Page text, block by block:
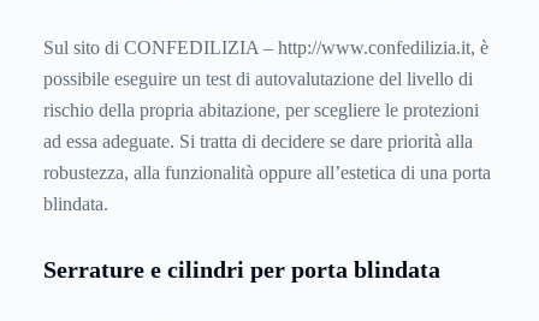
Sul sito di CONFEDILIZIA – http://www.confedilizia.it, è
possibile eseguire un test di autovalutazione del livello di
rischio della propria abitazione, per scegliere le protezioni
ad essa adeguate. Si tratta di decidere se dare priorità alla
robustezza, alla funzionalità oppure all’estetica di una porta
blindata.
Serrature e cilindri per porta blindata